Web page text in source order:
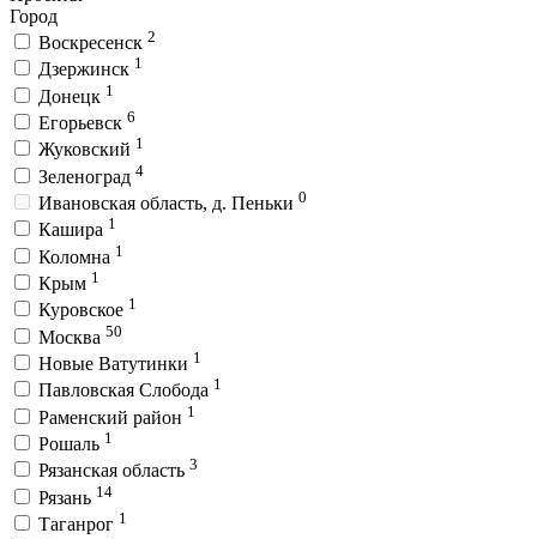
Город
Воскресенск 2
Дзержинск 1
Донецк 1
Егорьевск 6
Жуковский 1
Зеленоград 4
Ивановская область, д. Пеньки 0
Кашира 1
Коломна 1
Крым 1
Куровское 1
Москва 50
Новые Ватутинки 1
Павловская Слобода 1
Раменский район 1
Рошаль 1
Рязанская область 3
Рязань 14
Таганрог 1